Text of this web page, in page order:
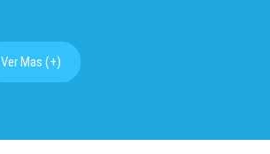
Ver Mas (+)